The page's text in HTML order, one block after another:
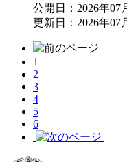
公開日：2026年07
更新日：2026年07
1
2
3
4
5
6